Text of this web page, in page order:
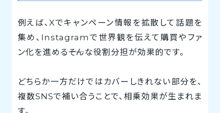
例えば、Xでキャンペーン情報を拡散して話題を
集め、Instagramで世界観を伝えて購買やファ
ン化を進める――そんな役割分担が効果的です。
どちらか一方だけではカバーしきれない部分を、
複数SNSで補い合うことで、相乗効果が生まれま